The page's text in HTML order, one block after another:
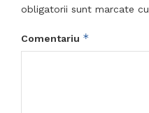
obligatorii sunt marcate cu
Comentariu *